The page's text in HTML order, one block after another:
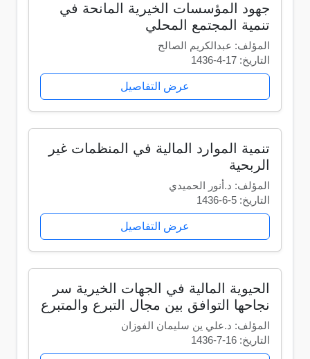
جهود المؤسسات الخيرية المانحة في
تنمية المجتمع المحلي
المؤلف: عبدالكريم الصالح
التاريخ: 17-4-1436
عرض التفاصيل
تنمية الموارد المالية في المنظمات غير
الربحية
المؤلف: د.أنور الحميدي
التاريخ: 5-6-1436
عرض التفاصيل
الحيوية المالية في الجهات الخيرية سر
نجاحها التوافق بين مجال التبرع والمتبرع
المؤلف: د.علي ين سليمان الفوزان
التاريخ: 16-7-1436